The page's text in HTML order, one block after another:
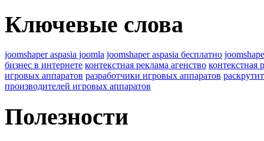
Ключевые слова
joomshaper aspasia joomla joomshaper aspasia бесплатно
бизнес в интернете контекстная реклама агенство контекстная
игровых аппаратов разработчики игровых аппаратов
производителей игровых аппаратов
Полезности